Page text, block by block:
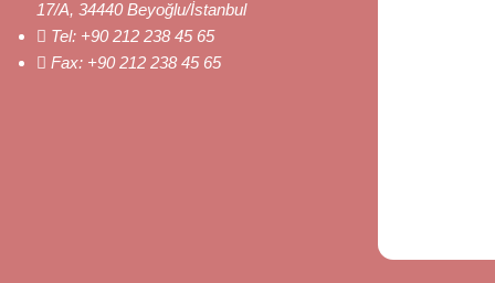
17/A, 34440 Beyoğlu/İstanbul
Tel: +90 212 238 45 65
Fax: +90 212 238 45 65